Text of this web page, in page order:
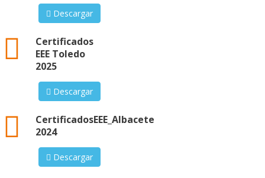
Descargar
Certificados
EEE Toledo
2025
xml
Descargar
CertificadosEEE_Albacete
2024
xml
Descargar